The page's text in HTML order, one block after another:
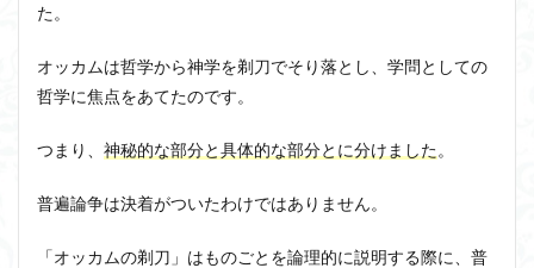
た。
オッカムは哲学から神学を剃刀でそり落とし、学問としての
哲学に焦点をあてたのです。
つまり、 神秘的な部分と具体的な部分とに分けました。
普遍論争は決着がついたわけではありません。
「オッカムの剃刀」はものごとを論理的に説明する際に、普